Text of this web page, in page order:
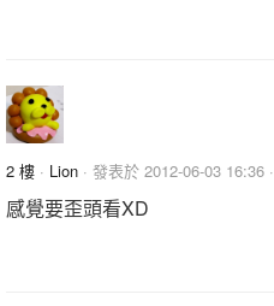
2 樓 · Lion · 發表於 2012-06-03 16:36 ·
感覺要歪頭看XD